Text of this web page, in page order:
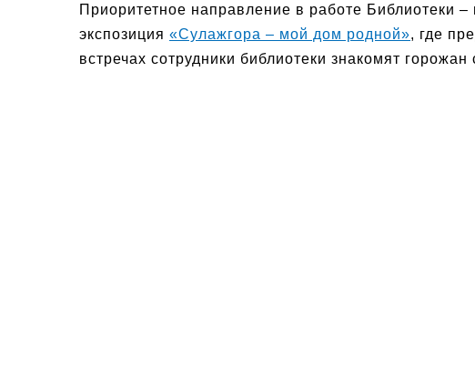
Приоритетное направление в работе Библиотеки
экспозиция «Сулажгора – мой дом родной», где
встречах сотрудники библиотеки знакомят